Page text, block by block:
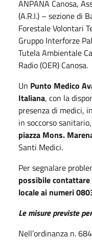
ANPANA Canosa,
(A.R.I.) – sezione di
Forestale Volontari
Gruppo Interforze
Tutela Ambientale
Radio (OER) Canosa.
Un Punto Medico
Italiana, con la
presenza di medici,
in soccorso
piazza Mons.
Santi Medici.
Per segnalare
possibile
locale ai numeri
Le misure previste
Nell’ordinanza n.